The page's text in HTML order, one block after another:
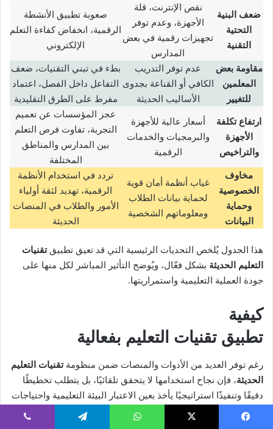
ضعف البنية
التحتية
التقنية
نقص الإنترنت، قلة
الأجهزة، وعدم توفر
تجهيزات رقمية في بعض
المدارس
صعوبة تطبيق الأنشطة
الرقمية، انخفاض كفاءة التعلم
الإلكتروني
مقاومة بعض
المعلمين
للتغيير
عدم توفر التدريب
الكافي أو القناعة بجدوى
الأساليب الحديثة
بطء في تبني التقنيات، ضعف
التفاعل داخل الفصل، اعتماد
مفرط على الطرق التقليدية
ارتفاع تكلفة
الأجهزة
والتراخيص
أسعار عالية للأجهزة
والبرمجيات والخدمات
الرقمية
عجز المؤسسات عن تعميم
التجربة، تفاوت فرص التعلم
بين المدارس والمناطق
المختلفة
مخاوف
الخصوصية
وحماية
البيانات
غياب أنظمة أمان قوية
لحماية بيانات الطلاب
ومعلوماتهم الشخصية
تردد في استخدام الأنظمة
الرقمية، تهديد لثقة أولياء
الأمور والطلاب في المنصات
الحديثة
هذا الجدول يُلخص التحديات الرئيسية التي قد تعيق تطبيقتقنيات
التعليم الحديثة بشكل فعّال، ويُوضح التأثير المباشر لكل منها على
جودة العملية التعليمية واستمراريتها.
كيفية
تطبيق تقنيات التعليم بفعالية
رغم توفر العديد من الأدوات والمنصات ضمن منظومةتقنيات التعليم
الحديثة، فإن نجاح استخدامها لا يتحقق تلقائيًا، بل يتطلب تخطيطًا
دقيقًا وتنفيذًا استراتيجيًا يأخذ بعين الاعتبار البيئة التعليمية واحتياجات
المعلمين والطلاب على حد سواء. ولضمان تحقيق أقصى فائدة من